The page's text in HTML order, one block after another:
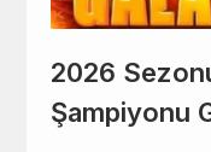
2026
Şampiyonu